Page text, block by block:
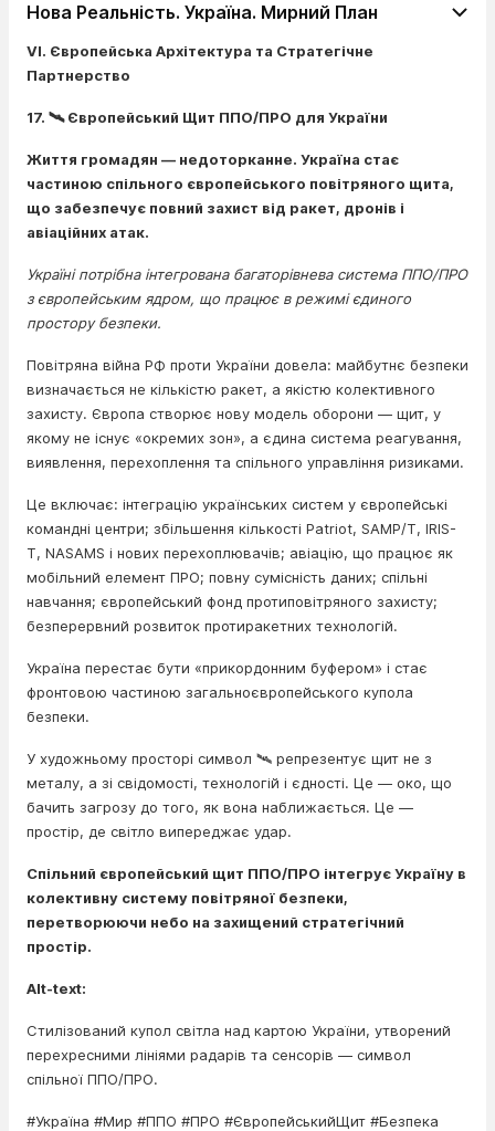
Нова Реальність. Україна. Мирний План
VI. Європейська Архітектура та Стратегічне
Партнерство
17. 🛰️ Європейський Щит ППО/ПРО для України
Життя громадян — недоторканне. Україна стає
частиною спільного європейського повітряного щита,
що забезпечує повний захист від ракет, дронів і
авіаційних атак.
Україні потрібна інтегрована багаторівнева система ППО/ПРО
з європейським ядром, що працює в режимі єдиного
простору безпеки.
Повітряна війна РФ проти України довела: майбутнє безпеки
визначається не кількістю ракет, а якістю колективного
захисту. Європа створює нову модель оборони — щит, у
якому не існує «окремих зон», а єдина система реагування,
виявлення, перехоплення та спільного управління ризиками.
Це включає: інтеграцію українських систем у європейські
командні центри; збільшення кількості Patriot, SAMP/T, IRIS-
T, NASAMS і нових перехоплювачів; авіацію, що працює як
мобільний елемент ПРО; повну сумісність даних; спільні
навчання; європейський фонд протиповітряного захисту;
безперервний розвиток протиракетних технологій.
Україна перестає бути «прикордонним буфером» і стає
фронтовою частиною загальноєвропейського купола
безпеки.
У художньому просторі символ 🛰️ репрезентує щит не з
металу, а зі свідомості, технологій і єдності. Це — око, що
бачить загрозу до того, як вона наближається. Це —
простір, де світло випереджає удар.
Спільний європейський щит ППО/ПРО інтегрує Україну в
колективну систему повітряної безпеки,
перетворюючи небо на захищений стратегічний
простір.
Alt-text:
Стилізований купол світла над картою України, утворений
перехресними лініями радарів та сенсорів — символ
спільної ППО/ПРО.
#Україна #Мир #ППО #ПРО #ЄвропейськийЩит #Безпека